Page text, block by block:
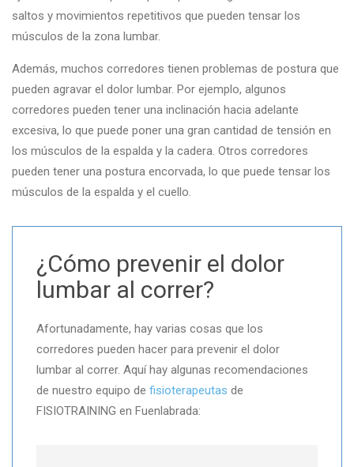
saltos y movimientos repetitivos que pueden tensar los
músculos de la zona lumbar.
Además, muchos corredores tienen problemas de postura que
pueden agravar el dolor lumbar. Por ejemplo, algunos
corredores pueden tener una inclinación hacia adelante
excesiva, lo que puede poner una gran cantidad de tensión en
los músculos de la espalda y la cadera. Otros corredores
pueden tener una postura encorvada, lo que puede tensar los
músculos de la espalda y el cuello.
¿Cómo prevenir el dolor
lumbar al correr?
Afortunadamente, hay varias cosas que los
corredores pueden hacer para prevenir el dolor
lumbar al correr. Aquí hay algunas recomendaciones
de nuestro equipo de fisioterapeutas de
FISIOTRAINING en Fuenlabrada: